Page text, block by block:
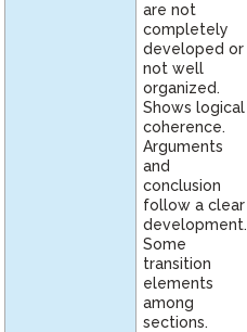
are not
completely
developed or
not well
organized.
Shows logical
coherence.
Arguments
and
conclusion
follow a clear
development.
Some
transition
elements
among
sections.